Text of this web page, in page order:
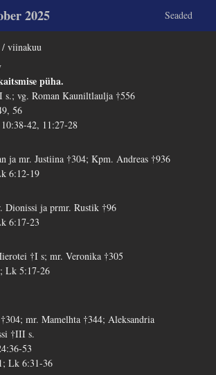
2025 Seaded
viinakuu
püha.
s.; vg. Roman Kauniltlaulja †556
56
42, 11:27-28
ja mr. Justiina †304; Kpm. Andreas †936
6:12-19
Dionissi ja prmr. Rustik †96
6:17-23
†I s; mr. Veronika †305
Lk 5:17-26
mr. Mamelhta †344; Aleksandria
†III s.
53
Lk 6:31-36